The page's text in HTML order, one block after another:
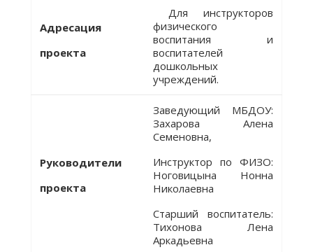
Адресация
проекта
Для инструкторов
физического
воспитания и
воспитателей
дошкольных
учреждений.
Руководители
проекта
Заведующий МБДОУ:
Захарова Алена
Семеновна,
Инструктор по ФИЗО:
Ноговицына Нонна
Николаевна
Старший воспитатель:
Тихонова Лена
Аркадьевна